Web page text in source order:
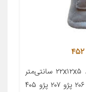
معرفی محصول جزئیات محصول ابعاد ۲۲x۱۲x۵ سانتی‌متر
جنس ویسکوز مناسب برای خودرو پژو ۲۰۶ پژو ۲۰۷ پژو ۴۰۵